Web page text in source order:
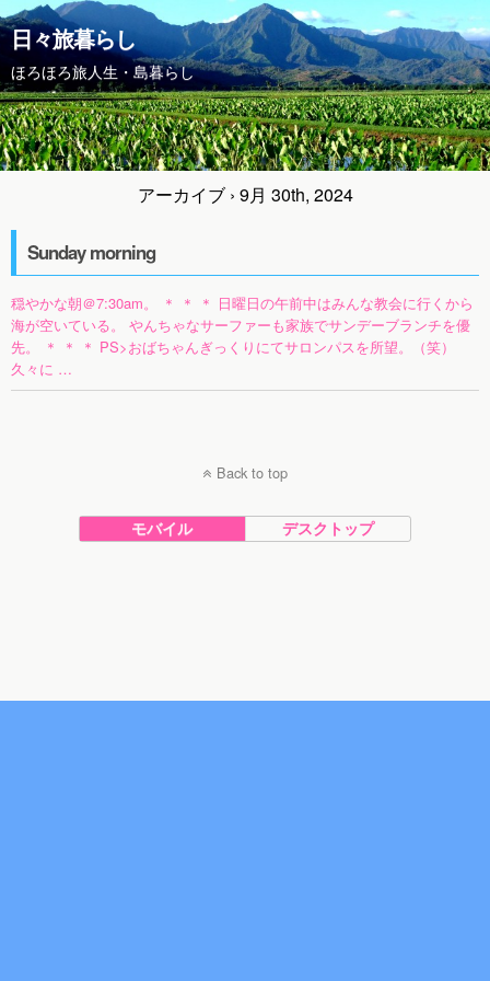
日々旅暮らし
ほろほろ旅人生・島暮らし
アーカイブ › 9月 30th, 2024
Sunday morning
穏やかな朝＠7:30am。 ＊ ＊ ＊ 日曜日の午前中はみんな教会に行くから
海が空いている。 やんちゃなサーファーも家族でサンデーブランチを優
先。 ＊ ＊ ＊ PS>おばちゃんぎっくりにてサロンパスを所望。（笑）
久々に …
Back to top
モバイル デスクトップ